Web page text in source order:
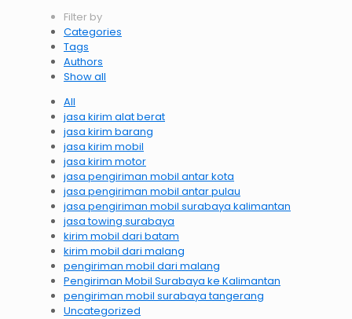
Filter by
Categories
Tags
Authors
Show all
All
jasa kirim alat berat
jasa kirim barang
jasa kirim mobil
jasa kirim motor
jasa pengiriman mobil antar kota
jasa pengiriman mobil antar pulau
jasa pengiriman mobil surabaya kalimantan
jasa towing surabaya
kirim mobil dari batam
kirim mobil dari malang
pengiriman mobil dari malang
Pengiriman Mobil Surabaya ke Kalimantan
pengiriman mobil surabaya tangerang
Uncategorized